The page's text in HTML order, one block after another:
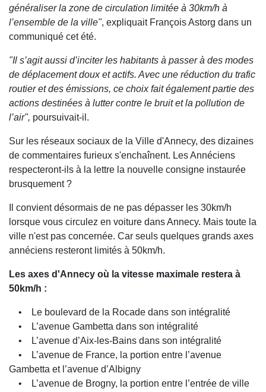
généraliser la zone de circulation limitée à 30km/h à
l’ensemble de la ville", expliquait François Astorg dans un
communiqué cet été.
"Il s’agit aussi d’inciter les habitants à passer à des modes
de déplacement doux et actifs. Avec une réduction du trafic
routier et des émissions, ce choix fait également partie des
actions destinées à lutter contre le bruit et la pollution de
l’air", poursuivait-il.
Sur les réseaux sociaux de la Ville d'Annecy, des dizaines
de commentaires furieux s'enchaînent. Les Annéciens
respecteront-ils à la lettre la nouvelle consigne instaurée
brusquement ?
Il convient désormais de ne pas dépasser les 30km/h
lorsque vous circulez en voiture dans Annecy. Mais toute la
ville n'est pas concernée. Car seuls quelques grands axes
annéciens resteront limités à 50km/h.
Les axes d'Annecy où la vitesse maximale restera à
50km/h :
• Le boulevard de la Rocade dans son intégralité
• L’avenue Gambetta dans son intégralité
• L’avenue d’Aix-les-Bains dans son intégralité
• L’avenue de France, la portion entre l’avenue
Gambetta et l’avenue d’Albigny
• L’avenue de Brogny, la portion entre l’entrée de ville